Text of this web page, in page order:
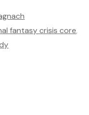
fantasy crisis core,